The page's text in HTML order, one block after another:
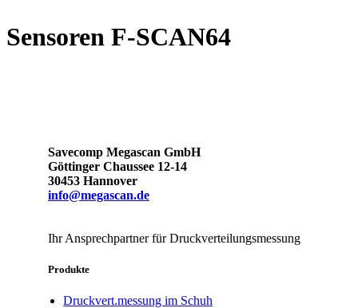
Sensoren F-SCAN64
Savecomp Megascan GmbH
Göttinger Chaussee 12-14
30453 Hannover
info@megascan.de
Ihr Ansprechpartner für Druckverteilungsmessung
Produkte
Druckvert.messung im Schuh